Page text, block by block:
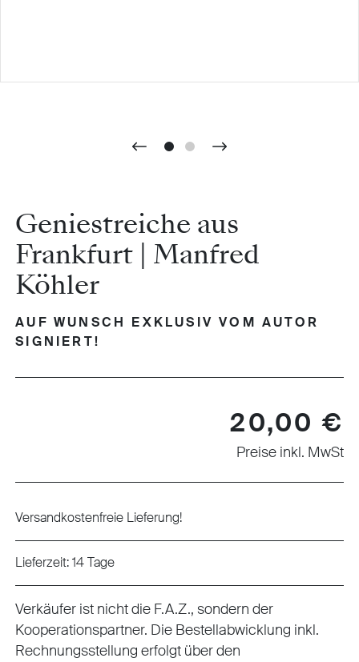
Geniestreiche aus
Frankfurt | Manfred
Köhler
AUF WUNSCH EXKLUSIV VOM AUTOR
SIGNIERT!
20,00 €
Preise inkl. MwSt
Versandkostenfreie Lieferung!
Lieferzeit: 14 Tage
Verkäufer ist nicht die F.A.Z., sondern der
Kooperationspartner. Die Bestellabwicklung inkl.
Rechnungsstellung erfolgt über den